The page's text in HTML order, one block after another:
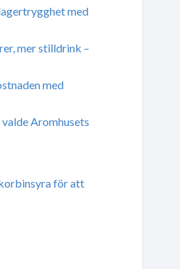
med
mer stilldrink –
med
Aromhusets
för att